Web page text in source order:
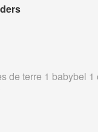
de terre 1 babybel 1